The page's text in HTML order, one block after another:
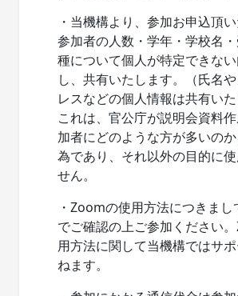
・当機構より、参加お申込頂
参加者の人数・学年・学校名
種について個人が特定できな
し、共有いたします。（氏名
レスなどの個人情報は共有いた
これは、官公庁が説明会資料
加者にどのような方が多いの
為であり、それ以外の目的に
せん。
・Zoomの使用方法につきまし
でご確認の上ご参加ください
用方法に関して当機構ではサ
ねます。